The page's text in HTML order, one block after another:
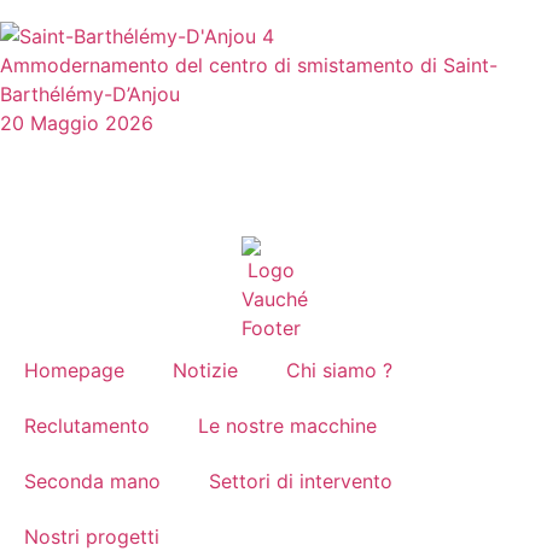
Ammodernamento del centro di smistamento di Saint-
Barthélémy-D’Anjou
20 Maggio 2026
Homepage Notizie Chi siamo ?
Reclutamento Le nostre macchine
Seconda mano Settori di intervento
Nostri progetti